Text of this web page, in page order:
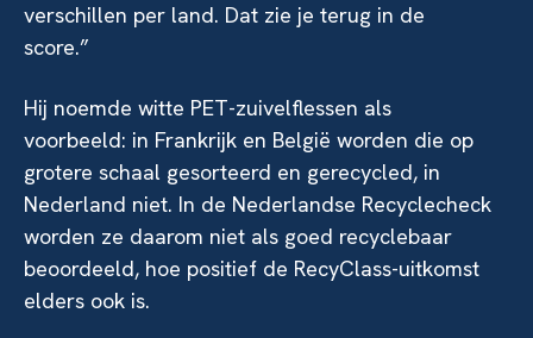
verschillen per land. Dat zie je terug in de
score.”
Hij noemde witte PET-zuivelflessen als
voorbeeld: in Frankrijk en België worden die op
grotere schaal gesorteerd en gerecycled, in
Nederland niet. In de Nederlandse Recyclecheck
worden ze daarom niet als goed recyclebaar
beoordeeld, hoe positief de RecyClass-uitkomst
elders ook is.